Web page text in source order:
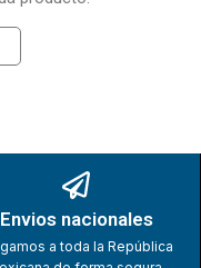
Envios nacionales
a toda la República